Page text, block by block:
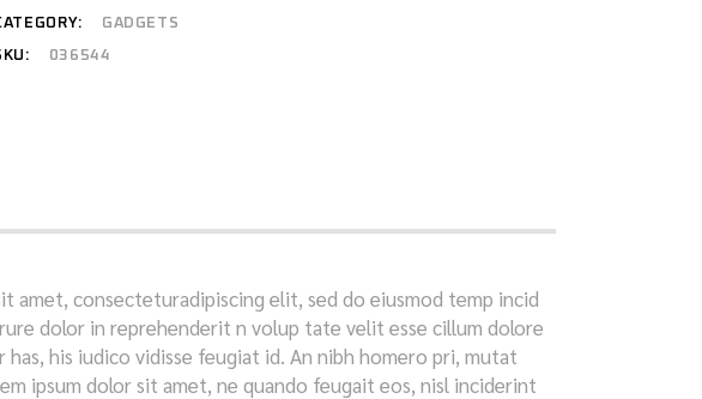
GADGETS
036544
amet, consecteturadipiscing elit, sed do eiusmod temp incid
dolor in reprehenderit n volup tate velit esse cillum dolore
his iudico vidisse feugiat id. An nibh homero pri, mutat
ipsum dolor sit amet, ne quando feugait eos, nisl inciderint